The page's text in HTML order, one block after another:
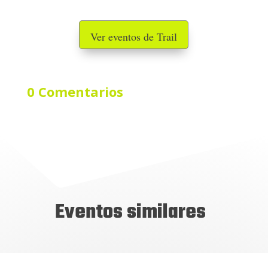
Ver eventos de Trail
0 Comentarios
Eventos similares